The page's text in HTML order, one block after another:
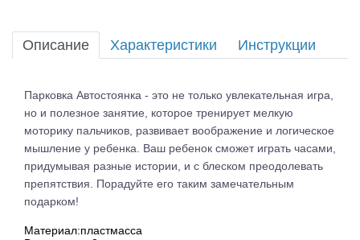
Описание Характеристики Инструкции
Парковка Автостоянка - это не только увлекательная игра,
но и полезное занятие, которое тренирует мелкую
моторику пальчиков, развивает воображение и логическое
мышление у ребенка. Ваш ребенок сможет играть часами,
придумывая разные истории, и с блеском преодолевать
препятствия. Порадуйте его таким замечательным
подарком!
Материал:пластмасса